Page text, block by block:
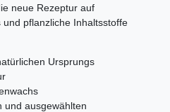
neue Rezeptur auf
pflanzliche Inhaltsstoffe
Ursprungs
und ausgewählten